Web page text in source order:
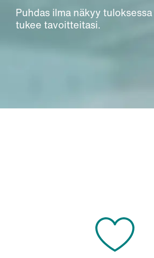
Puhdas ilma näkyy
tukee tavoitteitasi.